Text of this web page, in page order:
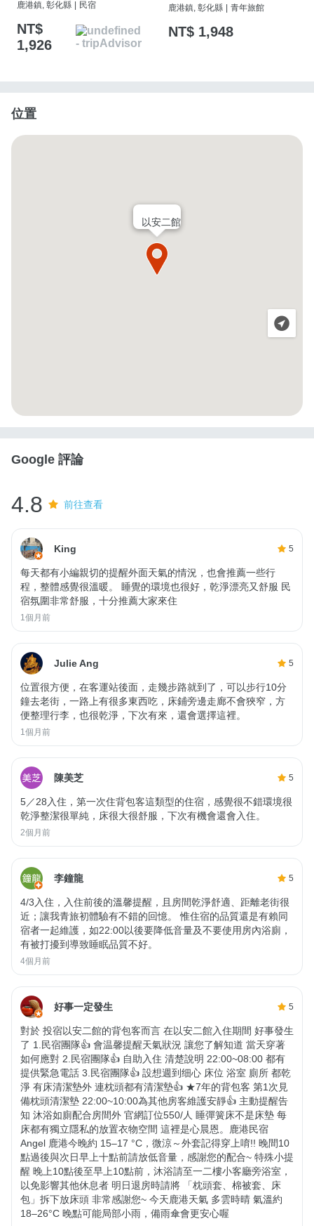
鹿港鎮, 彰化縣 民宿
NT$
1,926
鹿港鎮, 彰化縣 青年旅館
NT$ 1,948
位置
以安二館
Google 評論
4.8 前往查看
King 5
每天都有小編親切的提醒外面天氣的情況，也會推薦一些行
程，整體感覺很溫暖。 睡覺的環境也很好，乾淨漂亮又舒服 民
宿氛圍非常舒服，十分推薦大家來住
1個月前
Julie Ang 5
位置很方便，在客運站後面，走幾步路就到了，可以步行10分
鐘去老街，一路上有很多東西吃，床鋪旁邊走廊不會狹窄，方
便整理行李，也很乾淨，下次有來，還會選擇這裡。
1個月前
陳美芝 5
5／28入住，第一次住背包客這類型的住宿，感覺很不錯環境很
乾淨整潔很單純，床很大很舒服，下次有機會還會入住。
2個月前
李鐘龍 5
4/3入住，入住前後的溫馨提醒，且房間乾淨舒適、距離老街很
近；讓我青旅初體驗有不錯的回憶。 惟住宿的品質還是有賴同
宿者一起維護，如22:00以後要降低音量及不要使用房內浴廁，
有被打擾到導致睡眠品質不好。
4個月前
好事一定發生 5
對於 投宿以安二館的背包客而言 在以安二館入住期間 好事發生
了 1.民宿團隊👍 會温馨提醒天氣狀況 讓您了解知道 當天穿著
如何應對 2.民宿團隊👍 自助入住 清楚說明 22:00~08:00 都有
提供緊急電話 3.民宿團隊👍 設想週到细心 床位 浴室 廁所 都乾
淨 有床清潔墊外 連枕頭都有清潔墊👍 ★7年的背包客 第1次見
備枕頭清潔墊 22:00~10:00為其他房客維護安靜👍 主動提醒告
知 沐浴如廁配合房間外 官網訂位550/人 睡彈簧床不是床墊 每
床都有獨立隱私的放置衣物空間 這裡是心晨恩。鹿港民宿
Angel 鹿港今晚約 15–17 °C，微涼～外套記得穿上唷!! 晚間10
點過後與次日早上十點前請放低音量，感謝您的配合~ 特殊小提
醒 晚上10點後至早上10點前，沐浴請至一二樓小客廳旁浴室，
以免影響其他休息者 明日退房時請將 「枕頭套、棉被套、床
包」拆下放床頭 非常感謝您~ 今天鹿港天氣 多雲時晴 氣溫約
18–26°C 晚點可能局部小雨，備雨傘會更安心喔